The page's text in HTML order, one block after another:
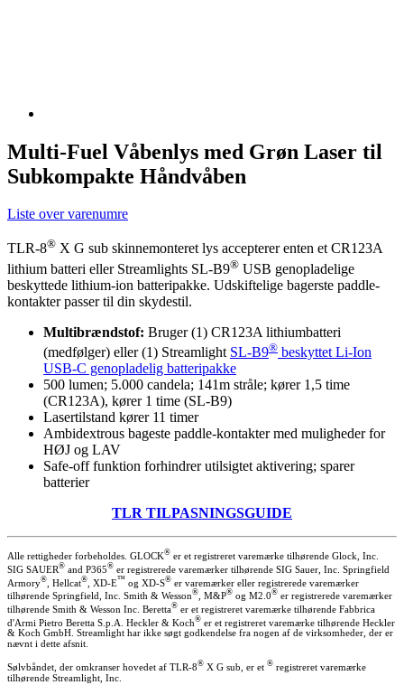
Multi-Fuel Våbenlys med Grøn Laser til
Subkompakte Håndvåben
Liste over varenumre
TLR-8® X G sub skinnemonteret lys accepterer enten et CR123A
lithium batteri eller Streamlights SL-B9® USB genopladelige
beskyttede lithium-ion batteripakke. Udskiftelige bagerste paddle-
kontakter passer til din skydestil.
Multibrændstof: Bruger (1) CR123A lithiumbatteri
(medfølger) eller (1) Streamlight SL-B9® beskyttet Li-Ion
USB-C genopladelig batteripakke
500 lumen; 5.000 candela; 141m stråle; kører 1,5 time
(CR123A), kører 1 time (SL-B9)
Lasertilstand kører 11 timer
Ambidextrous bageste paddle-kontakter med muligheder for
HØJ og LAV
Safe-off funktion forhindrer utilsigtet aktivering; sparer
batterier
TLR TILPASNINGSGUIDE
Alle rettigheder forbeholdes. GLOCK® er et registreret varemærke tilhørende Glock, Inc.
SIG SAUER® and P365® er registrerede varemærker tilhørende SIG Sauer, Inc. Springfield
Armory® , Hellcat® , XD-E™ og XD-S® er varemærker eller registrerede varemærker
tilhørende Springfield, Inc. Smith & Wesson® , M&P® og M2.0® er registrerede varemærker
tilhørende Smith & Wesson Inc. Beretta® er et registreret varemærke tilhørende Fabbrica
d'Armi Pietro Beretta S.p.A. Heckler & Koch® er et registreret varemærke tilhørende Heckler
& Koch GmbH. Streamlight har ikke søgt godkendelse fra nogen af ​​de virksomheder, der er
nævnt i dette afsnit.
Sølvbåndet, der omkranser hovedet af TLR-8® X G sub, er et ® registreret varemærke
tilhørende Streamlight, Inc.